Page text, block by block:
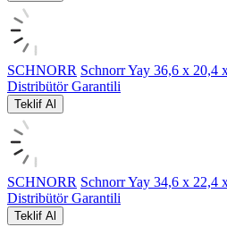
SCHNORR Schnorr Yay 36,6 x 20,4
Distribütör Garantili
Teklif Al
SCHNORR Schnorr Yay 34,6 x 22,4
Distribütör Garantili
Teklif Al